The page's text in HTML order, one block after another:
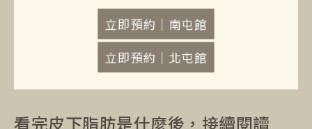
立即預約｜南屯館
立即預約｜北屯館
看完皮下脂肪是什麼後，接續閱讀